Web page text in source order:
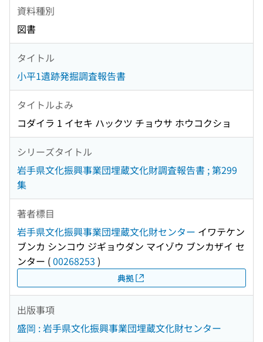
資料種別
図書
タイトル
小平1遺跡発掘調査報告書
タイトルよみ
コダイラ 1 イセキ ハックツ チョウサ ホウコクショ
シリーズタイトル
岩手県文化振興事業団埋蔵文化財調査報告書 ; 第299
集
著者標目
岩手県文化振興事業団埋蔵文化財センター イワテケン
ブンカ シンコウ ジギョウダン マイゾウ ブンカザイ セ
ンター (00268253 )
典拠
出版事項
盛岡 : 岩手県文化振興事業団埋蔵文化財センター